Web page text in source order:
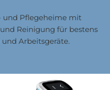
und Pflegeheime mit
Reinigung für bestens
Arbeitsgeräte.